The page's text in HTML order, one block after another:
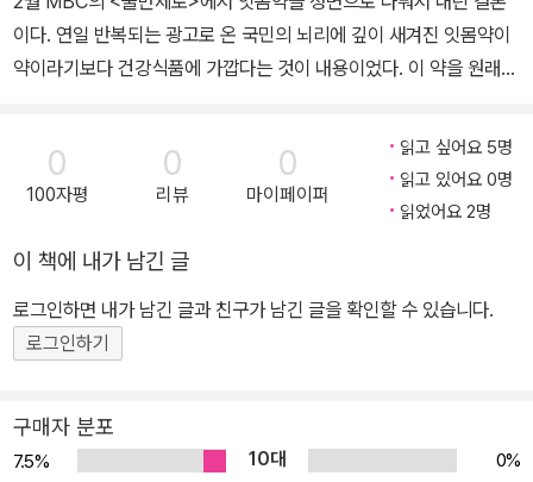
이다. 연일 반복되는 광고로 온 국민의 뇌리에 깊이 새겨진 잇몸약이
약이라기보다 건강식품에 가깝다는 것이 내용이었다. 이 약을 원래
었다고 한다. 1,000억대에 이르는 잇몸약 시장의 규모를 생각하면
‘배신’이라는 단어만큼 이런 상황을 적절하게 표현하는 것은 없을 듯
하다. 하지만 ‘잇몸약’은 지금도 여전히 생산되고 있다. 광고도 여전하
잇몸병이 상당히 진행된 뒤에야 병원을 찾는다. 치과의사인 이 책의
저자는 이렇게 말한다. “잇몸약으로 인한 문제점은 진료실에서 늘 느
낍니다. 잇몸약으로 버티다 결국엔 문제가 커져서 내원하는 환자가
의외로 많기 때문입니다. 치과에서 날카로운 기구로 치료하는 과정이
못하는 것은 아닙니다. 하지만 그렇다고 현재의 잇몸약만으로 버티는
것은 답이 될 수 없습니다.” 구강건강의 열쇠, 미생물 시판되는 잇몸
0
100자평
0
리뷰
0
마이페이퍼
읽고 싶어요 5명
읽고 있어요 0명
읽었어요 2명
이 책에 내가 남긴 글
로그인하면 내가 남긴 글과 친구가 남긴 글을 확인할 수 있습니다.
로그인하기
구매자 분포
7.5% 10대
0%